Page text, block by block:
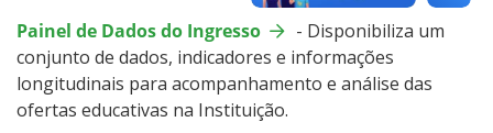
Painel de Dados do Ingresso
- Disponibiliza um
conjunto de dados, indicadores e informações
longitudinais para acompanhamento e análise das
ofertas educativas na Instituição.